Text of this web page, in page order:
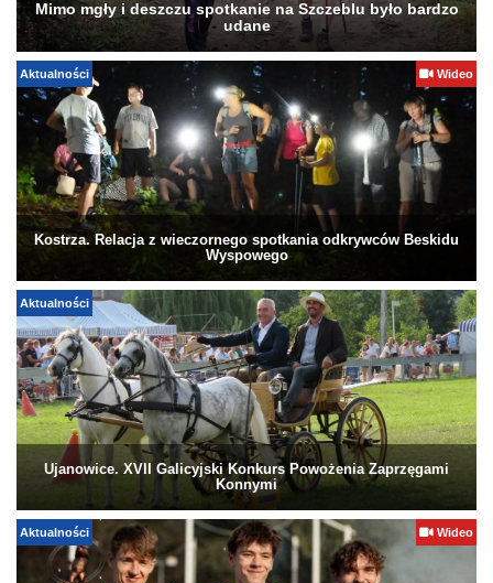
Mimo mgły i deszczu spotkanie na Szczeblu było bardzo
udane
Aktualności Wideo
Kostrza. Relacja z wieczornego spotkania odkrywców Beskidu
Wyspowego
Aktualności
Ujanowice. XVII Galicyjski Konkurs Powożenia Zaprzęgami
Konnymi
Aktualności Wideo